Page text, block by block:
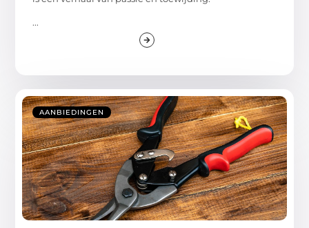
...
AANBIEDINGEN